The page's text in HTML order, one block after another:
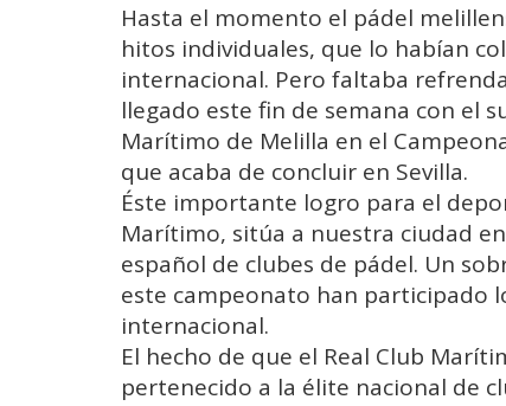
Hasta el momento el pádel
hitos individuales, que lo habían
internacional. Pero faltaba
llegado este fin de semana con el
Marítimo de Melilla en el
que acaba de concluir en Sevilla.
Éste importante logro para el
Marítimo, sitúa a nuestra ciudad
español de clubes de pádel. Un
este campeonato han participado
internacional.
El hecho de que el Real Club
pertenecido a la élite nacional de